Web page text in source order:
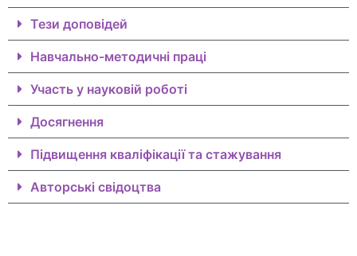
Тези доповідей
Навчально-методичні праці
Участь у науковій роботі
Досягнення
Підвищення кваліфікації та стажування
Авторські свідоцтва